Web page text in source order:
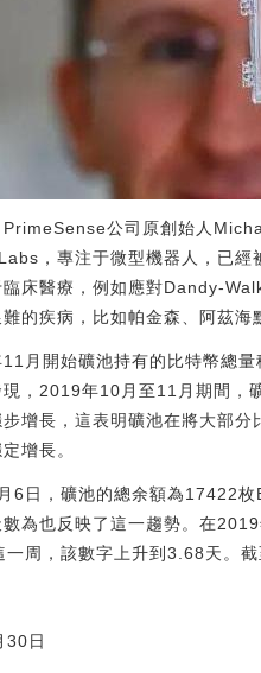
PrimeSense公司原創始人
，專注于微型機器人，已經
臨床醫療，例如應對Dandy-
的疾病，比如帕金森、阿茲海
11月開始礦池持有的比特幣總
，2019年10月至11月期間，
增長，這表明礦池在將大部
增長。
6日，礦池的總余額為17422
為也反映了這一趨勢。在
一周，該數字上升到3.68天。
30日